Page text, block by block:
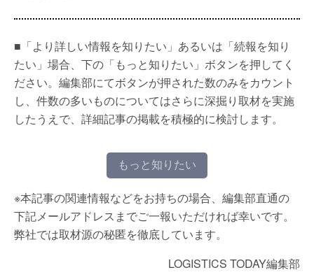
■「より詳しい情報を知りたい」あるいは「続報を知り
たい」場合、下の「もっと知りたい」ボタンを押してく
ださい。編集部にてボタンが押された数のみをカウント
し、件数の多いものについてはさらに深掘り取材を実施
したうえで、詳細記事の掲載を積極的に検討します。
もっと知りたい
※本記事の関連情報などをお持ちの場合、編集部直通の
下記メールアドレスまでご一報いただければ幸いです。
弊社では取材源の秘匿を徹底しています。
LOGISTICS TODAY編集部